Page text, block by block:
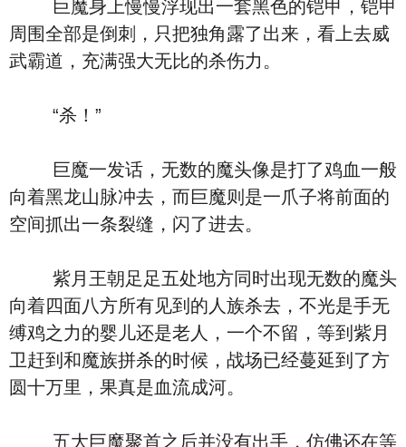
巨魔身上慢慢浮现出一套黑色的铠甲，铠甲
周围全部是倒刺，只把独角露了出来，看上去威
武霸道，充满强大无比的杀伤力。
“杀！”
巨魔一发话，无数的魔头像是打了鸡血一般
向着黑龙山脉冲去，而巨魔则是一爪子将前面的
空间抓出一条裂缝，闪了进去。
紫月王朝足足五处地方同时出现无数的魔头
向着四面八方所有见到的人族杀去，不光是手无
缚鸡之力的婴儿还是老人，一个不留，等到紫月
卫赶到和魔族拼杀的时候，战场已经蔓延到了方
圆十万里，果真是血流成河。
五大巨魔聚首之后并没有出手，仿佛还在等